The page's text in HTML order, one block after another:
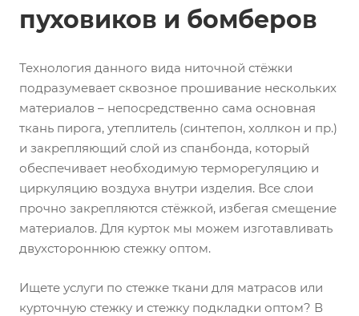
пуховиков и бомберов
Технология данного вида ниточной стёжки
подразумевает сквозное прошивание нескольких
материалов – непосредственно сама основная
ткань пирога, утеплитель (синтепон, холлкон и пр.)
и закрепляющий слой из спанбонда, который
обеспечивает необходимую терморегуляцию и
циркуляцию воздуха внутри изделия. Все слои
прочно закрепляются стёжкой, избегая смещение
материалов. Для курток мы можем изготавливать
двухстороннюю стежку оптом.
Ищете услуги по стежке ткани для матрасов или
курточную стежку и стежку подкладки оптом? В